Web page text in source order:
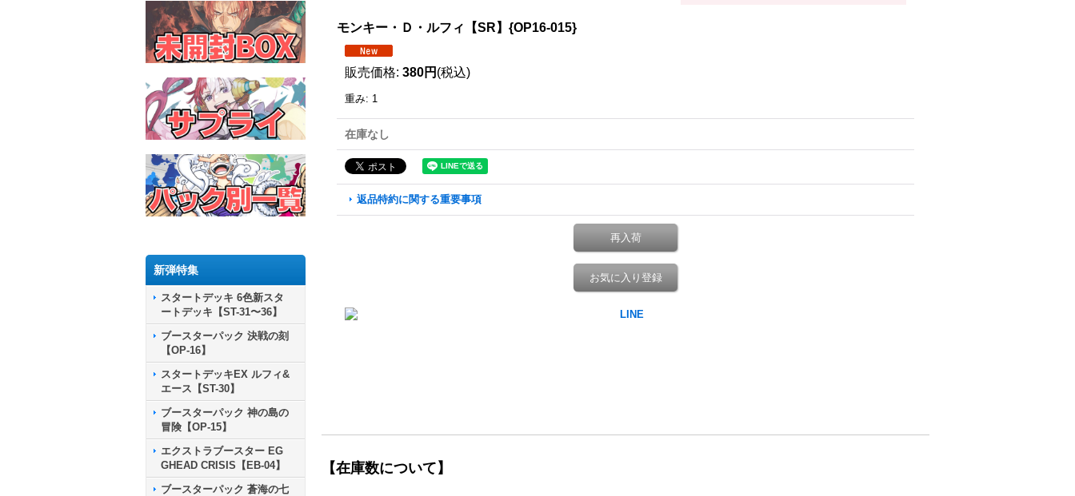
新弾特集
スタートデッキ 6色新スタ
ートデッキ【ST-31〜36】
ブースターパック 決戦の刻
【OP-16】
スタートデッキEX ルフィ&
エース【ST-30】
ブースターパック 神の島の
冒険【OP-15】
エクストラブースター EG
GHEAD CRISIS【EB-04】
ブースターパック 蒼海の七
モンキー・Ｄ・ルフィ【SR】{OP16-015}
販売価格: 380円 (税込)
重み: 1
在庫なし
返品特約に関する重要事項
再入荷
お気に入り登録
【在庫数について】